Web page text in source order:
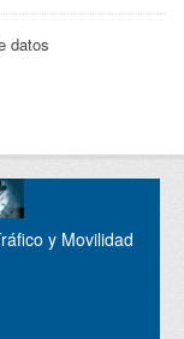
datos
y Movilidad